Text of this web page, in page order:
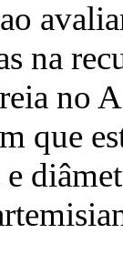
na
no
que